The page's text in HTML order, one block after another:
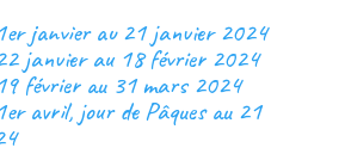
janvier au 21 janvier 2024
janvier au 18 février 2024
février au 31 mars 2024
avril, jour de Pâques au 21